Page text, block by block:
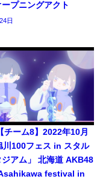
プニングアクト
日
チーム8】2022年10月
川100フェス in スタル
ジアム」 北海道 AKB48
festival in